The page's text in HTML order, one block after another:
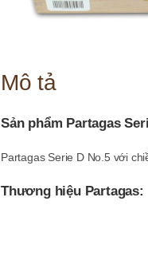
Mô tả
Sản phẩm Partagas
Partagas Serie D No.5 với
Thương hiệu Partagas: